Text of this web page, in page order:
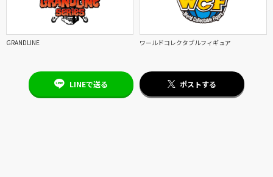
GRANDLINE ワールドコレクタブルフィギュア
LINEで送る ポストする